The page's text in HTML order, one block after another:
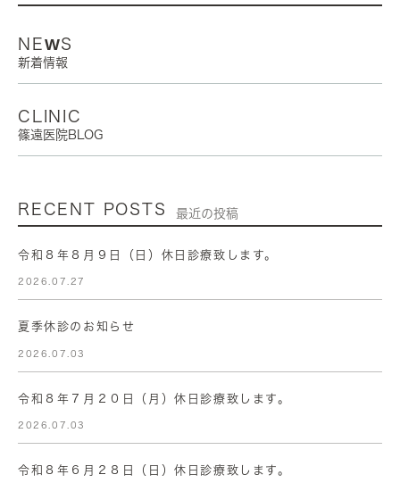
NEWS
新着情報
CLINIC
篠遠医院BLOG
RECENT POSTS 最近の投稿
令和８年８月９日（日）休日診療致します。
2026.07.27
夏季休診のお知らせ
2026.07.03
令和８年７月２０日（月）休日診療致します。
2026.07.03
令和８年６月２８日（日）休日診療致します。